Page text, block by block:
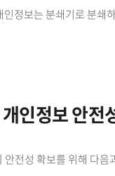
인정보는 분쇄기로 분쇄
인정보 안전
안전성 확보를 위해 다음